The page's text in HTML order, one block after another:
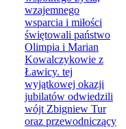
wzajemnego
wsparcia i miłości
świętowali państwo
Olimpia i Marian
Kowalczykowie z
Ławicy. tej
wyjątkowej okazji
jubilatów odwiedzili
wójt Zbigniew Tur
oraz przewodniczący